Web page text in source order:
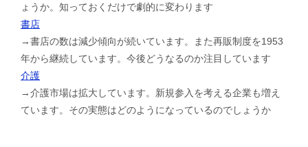
ょうか。知っておくだけで劇的に変わります
書店
→書店の数は減少傾向が続いています。また再販制度を1953
年から継続しています。今後どうなるのか注目しています
介護
→介護市場は拡大しています。新規参入を考える企業も増え
ています。その実態はどのようになっているのでしょうか